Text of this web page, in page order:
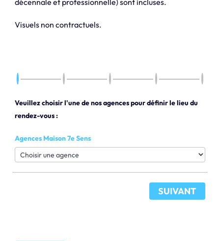
décennale et professionnelle) sont incluses.
Visuels non contractuels.
Veuillez choisir l'une de nos agences pour définir le lieu du
rendez-vous :
Agences Maison 7e Sens
SUIVANT